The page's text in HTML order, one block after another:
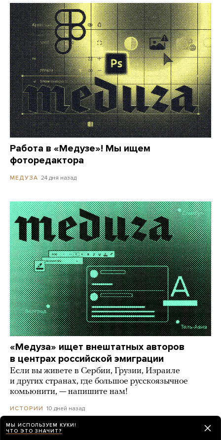
Работа в «Медузе»! Мы ищем
фоторедактора
МЕДУЗА 24 дня назад
«Медуза» ищет внештатных авторов
в центрах российской эмиграции
Если вы живете в Сербии, Грузии, Израиле
и других странах, где большое русскоязычное
комьюнити, — напишите нам!
ИСТОРИИ 10 дней назад
МЫ ИСПОЛЬЗУЕМ КУКИ!
ЧТО ЭТО ЗНАЧИТ?